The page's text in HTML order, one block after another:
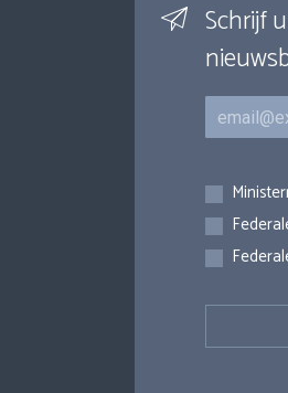
Schrijf
E-mail